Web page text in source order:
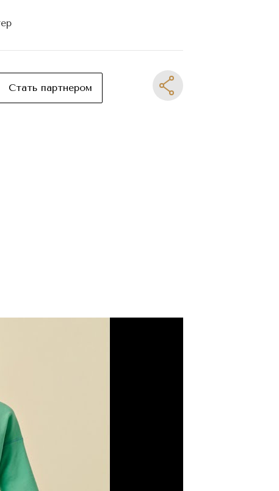
Стать партнером